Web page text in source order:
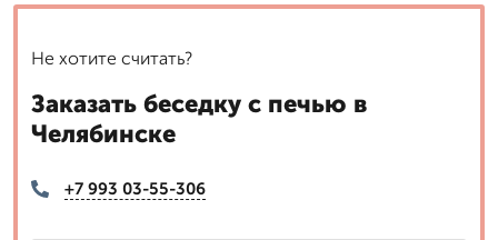
Не хотите считать?
Заказать беседку с печью в
Челябинске
+7 993 03-55-306